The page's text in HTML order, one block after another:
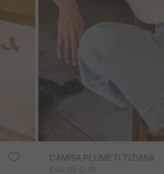
CAMISA PLUMETI TIZIANA